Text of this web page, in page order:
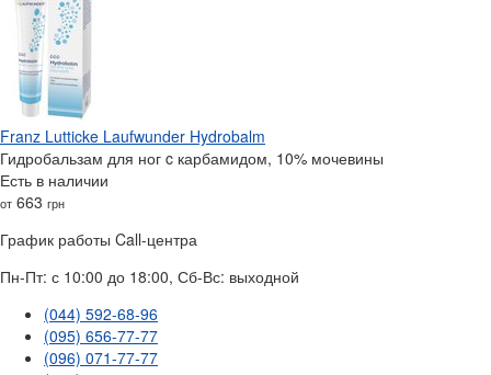
Franz Lutticke Laufwunder Hydrobalm
Гидробальзам для ног c карбамидом, 10% мочевины
Есть в наличии
от 663 грн
График работы Call-центра
Пн-Пт: с 10:00 до 18:00, Сб-Вс: выходной
(044) 592-68-96
(095) 656-77-77
(096) 071-77-77